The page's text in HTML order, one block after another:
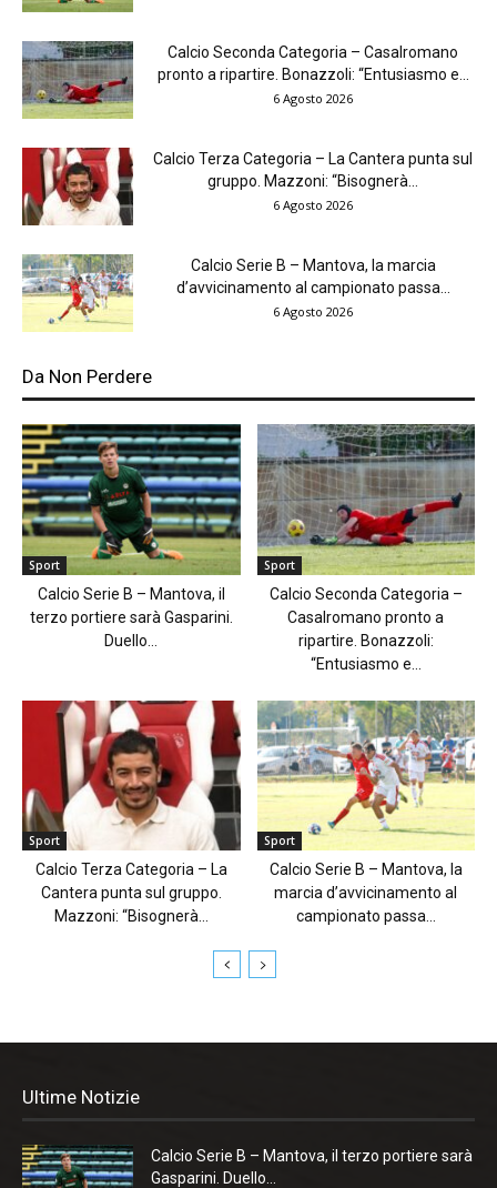
Calcio Seconda Categoria – Casalromano
pronto a ripartire. Bonazzoli: “Entusiasmo e...
6 Agosto 2026
Calcio Terza Categoria – La Cantera punta sul
gruppo. Mazzoni: “Bisognerà...
6 Agosto 2026
Calcio Serie B – Mantova, la marcia
d’avvicinamento al campionato passa...
6 Agosto 2026
Da Non Perdere
Sport
Calcio Serie B – Mantova, il
terzo portiere sarà Gasparini.
Duello...
Sport
Calcio Seconda Categoria –
Casalromano pronto a
ripartire. Bonazzoli:
“Entusiasmo e...
Sport
Calcio Terza Categoria – La
Cantera punta sul gruppo.
Mazzoni: “Bisognerà...
Sport
Calcio Serie B – Mantova, la
marcia d’avvicinamento al
campionato passa...
Ultime Notizie
Calcio Serie B – Mantova, il terzo portiere sarà
Gasparini. Duello...